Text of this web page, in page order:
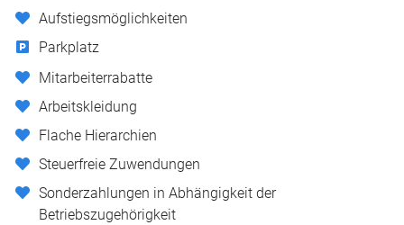
Aufstiegsmöglichkeiten
Parkplatz
Mitarbeiterrabatte
Arbeitskleidung
Flache Hierarchien
Steuerfreie Zuwendungen
Sonderzahlungen in Abhängigkeit der
Betriebszugehörigkeit